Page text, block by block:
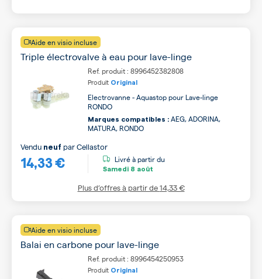
Aide en visio incluse
Triple électrovalve à eau pour lave-linge
Ref. produit : 8996452382808
Produit Original
Electrovanne - Aquastop pour Lave-linge
RONDO
Marques compatibles : AEG, ADORINA,
MATURA, RONDO
14,33 €
Vendu neuf parCellastor
Livré à partir du
Samedi 8 août
Plus d’offres à partir de14,33 €
Aide en visio incluse
Balai en carbone pour lave-linge
Ref. produit : 8996454250953
Produit Original